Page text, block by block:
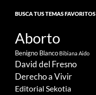
BUSCA TUS TEMAS FAVORITOS
Aborto
Benigno Blanco Bibiana Aido
David del Fresno
Derecho a Vivir
Editorial Sekotia